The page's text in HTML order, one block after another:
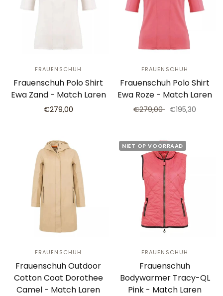
FRAUENSCHUH
Frauenschuh Polo Shirt
Ewa Zand - Match Laren
€279,00
FRAUENSCHUH
Frauenschuh Polo Shirt
Ewa Roze - Match Laren
€279,00 €195,30
FRAUENSCHUH
Frauenschuh Outdoor
Cotton Coat Dorothee
Camel - Match Laren
NIET OP VOORRAAD
FRAUENSCHUH
Frauenschuh
Bodywarmer Tracy-QL
Pink - Match Laren